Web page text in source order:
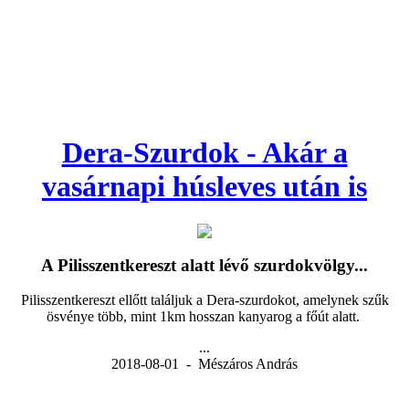
Dera-Szurdok - Akár a
vasárnapi húsleves után is
A Pilisszentkereszt alatt lévő szurdokvölgy...
Pilisszentkereszt ellőtt találjuk a Dera-szurdokot, amelynek szűk
ösvénye több, mint 1km hosszan kanyarog a főút alatt.
...
2018-08-01 - Mészáros András